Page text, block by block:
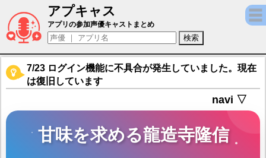
アプキャス
甘味を求める龍造寺隆信（声優：結月春菜)
アプリの参加声優キャストまとめ
7/23 ログイン機能に不具合が発生していました。現在
は復旧しています
navi ▽
甘味を求める龍造寺隆信